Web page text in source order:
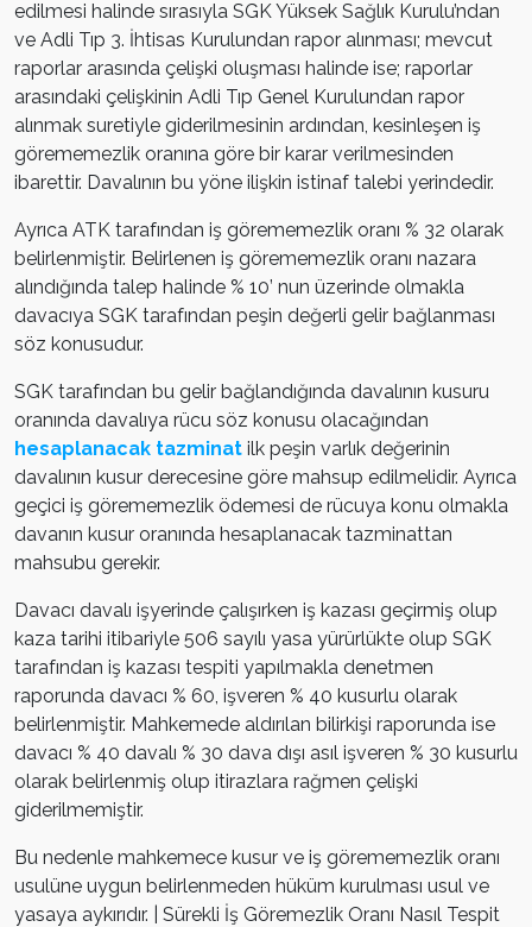
edilmesi halinde sırasıyla SGK Yüksek Sağlık Kurulu’ndan
ve Adli Tıp 3. İhtisas Kurulundan rapor alınması; mevcut
raporlar arasında çelişki oluşması halinde ise; raporlar
arasındaki çelişkinin Adli Tıp Genel Kurulundan rapor
alınmak suretiyle giderilmesinin ardından, kesinleşen iş
görememezlik oranına göre bir karar verilmesinden
ibarettir. Davalının bu yöne ilişkin istinaf talebi yerindedir.
Ayrıca ATK tarafından iş görememezlik oranı % 32 olarak
belirlenmiştir. Belirlenen iş görememezlik oranı nazara
alındığında talep halinde % 10’ nun üzerinde olmakla
davacıya SGK tarafından peşin değerli gelir bağlanması
söz konusudur.
SGK tarafından bu gelir bağlandığında davalının kusuru
oranında davalıya rücu söz konusu olacağından
hesaplanacak tazminat ilk peşin varlık değerinin
davalının kusur derecesine göre mahsup edilmelidir. Ayrıca
geçici iş görememezlik ödemesi de rücuya konu olmakla
davanın kusur oranında hesaplanacak tazminattan
mahsubu gerekir.
Davacı davalı işyerinde çalışırken iş kazası geçirmiş olup
kaza tarihi itibariyle 506 sayılı yasa yürürlükte olup SGK
tarafından iş kazası tespiti yapılmakla denetmen
raporunda davacı % 60, işveren % 40 kusurlu olarak
belirlenmiştir. Mahkemede aldırılan bilirkişi raporunda ise
davacı % 40 davalı % 30 dava dışı asıl işveren % 30 kusurlu
olarak belirlenmiş olup itirazlara rağmen çelişki
giderilmemiştir.
Bu nedenle mahkemece kusur ve iş görememezlik oranı
usulüne uygun belirlenmeden hüküm kurulması usul ve
yasaya aykırıdır. | Sürekli İş Göremezlik Oranı Nasıl Tespit